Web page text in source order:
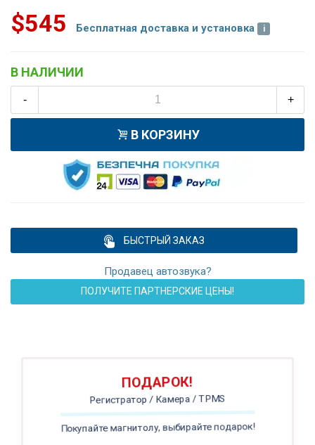
$545 Бесплатная доставка и установка
В НАЛИЧИИ
- +
В КОРЗИНУ
БЫСТРЫЙ ЗАКАЗ
Продавец автозвука?
ПОЛУЧИТЕ ПАРТНЕРСКИЕ ЦЕНЫ!
ПОДАРОК!
Регистратор / Камера / TPMS
Покупайте магнитолу, выбирайте подарок!